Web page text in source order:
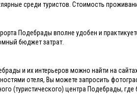
среди туристов. Стоимость
Подебрады вполне удобен и
бюджет затрат.
и их интерьеров можно найти на
отеля, Вы можете запросить
(туристического) центра Подебрады,